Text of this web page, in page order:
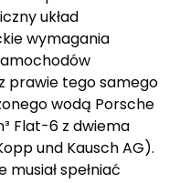
układ
wymagania
prawie tego samego
wodą Porsche
Flat-6 z dwiema
und Kausch AG).
spełniać